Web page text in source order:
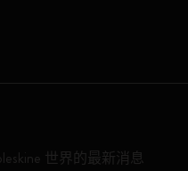
世界的最新消息